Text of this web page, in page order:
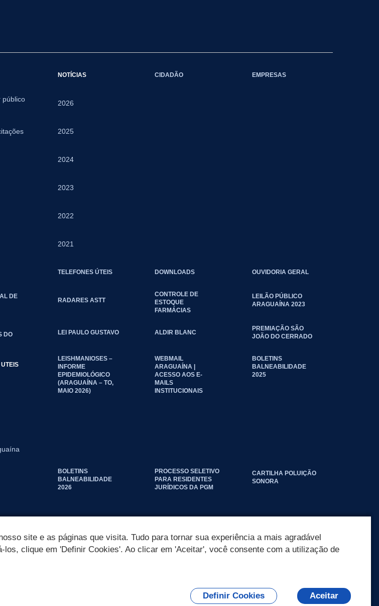
público
NOTÍCIAS
2026
2025
2024
2023
2022
2021
CIDADÃO EMPRESAS
TELEFONES ÚTEIS DOWNLOADS OUVIDORIA GERAL
DE
RADARES ASTT
CONTROLE DE
ESTOQUE
FARMÁCIAS
LEILÃO PÚBLICO
ARAGUAÍNA 2023
DO
LEI PAULO GUSTAVO ALDIR BLANC
PREMIAÇÃO SÃO
JOÃO DO CERRADO
LEISHMANIOSES –
INFORME
EPIDEMIOLÓGICO
(ARAGUAÍNA – TO,
MAIO 2026)
WEBMAIL
ARAGUAÍNA |
ACESSO AOS E-
MAILS
INSTITUCIONAIS
BOLETINS
BALNEABILIDADE
2025
BOLETINS
BALNEABILIDADE
2026
PROCESSO SELETIVO
PARA RESIDENTES
JURÍDICOS DA PGM
CARTILHA POLUIÇÃO
SONORA
site e as páginas que visita. Tudo para tornar sua experiência a mais agradável
clique em 'Definir Cookies'. Ao clicar em 'Aceitar', você consente com a utilização de
Definir Cookies Aceitar